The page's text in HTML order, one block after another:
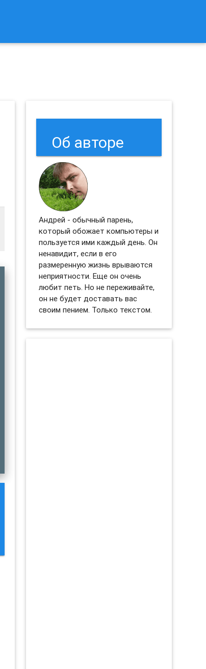
Об авторе
Андрей - обычный парень,
который обожает компьютеры и
пользуется ими каждый день. Он
ненавидит, если в его
размеренную жизнь врываются
неприятности. Еще он очень
любит петь. Но не переживайте,
он не будет доставать вас
своим пением. Только текстом.